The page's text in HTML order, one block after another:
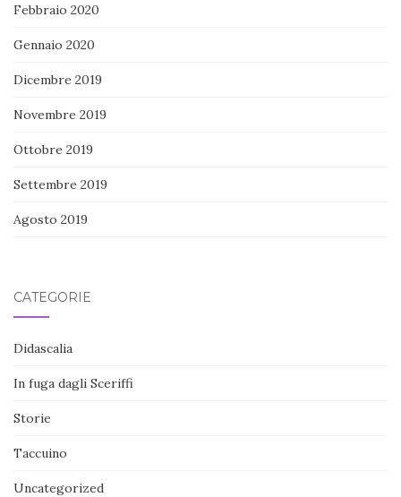
Febbraio 2020
Gennaio 2020
Dicembre 2019
Novembre 2019
Ottobre 2019
Settembre 2019
Agosto 2019
CATEGORIE
Didascalia
In fuga dagli Sceriffi
Storie
Taccuino
Uncategorized